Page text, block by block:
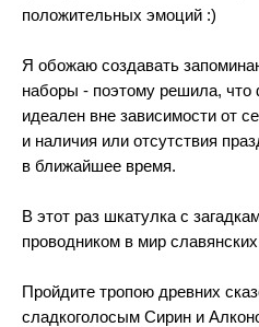
положительных эмоций :)
Я обожаю создавать
наборы - поэтому решила,
идеален вне зависимости от
и наличия или отсутствия
в ближайшее время.
В этот раз шкатулка с
проводником в мир
Пройдите тропою древних
сладкоголосым Сирин и